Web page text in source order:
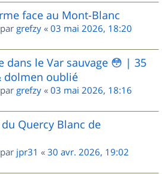
face au Mont-Blanc
grefzy « 03 mai 2026, 18:20
dans le Var sauvage 😳 | 35
dolmen oublié
grefzy « 03 mai 2026, 18:16
Quercy Blanc de
jpr31 « 30 avr. 2026, 19:02